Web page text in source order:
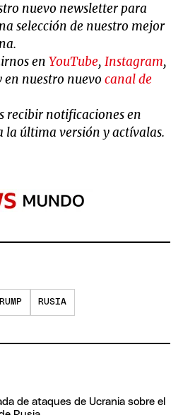
nuevo newsletter para
selección de nuestro mejor
enYouTube,Instagram,
en nuestro nuevocanal de
recibir notificaciones en
la última versión y actívalas.
RUSIA
de ataques de Ucrania sobre el